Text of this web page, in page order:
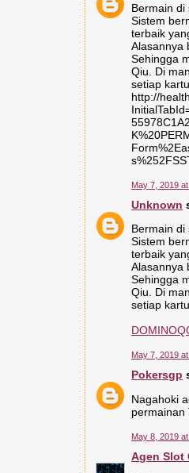
Bermain di
Sistem
terbaik
Alasannya
Sehingga
Qiu. Di
setiap
http://
May 7, 2019
Unknown
Bermain di
Sistem
terbaik
Alasannya
Sehingga
Qiu. Di
setiap
May 7, 2019 at
Pokersgp
Nagahoki
permainan
May 8, 2019
Agen Slot